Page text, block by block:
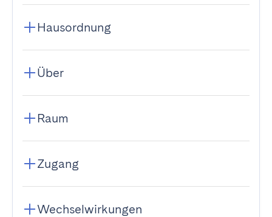
Hausordnung
Über
Raum
Zugang
Wechselwirkungen